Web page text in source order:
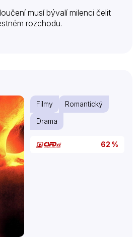
musí bývalí milenci čelit
rozchodu.
Filmy
Romantický
Drama
62 %